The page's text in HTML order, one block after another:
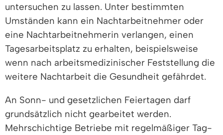
untersuchen zu lassen. Unter bestimmten
Umständen kann ein Nachtarbeitnehmer oder
eine Nachtarbeitnehmerin verlangen, einen
Tagesarbeitsplatz zu erhalten, beispielsweise
wenn nach arbeitsmedizinischer Feststellung die
weitere Nachtarbeit die Gesundheit gefährdet.
An Sonn- und gesetzlichen Feiertagen darf
grundsätzlich nicht gearbeitet werden.
Mehrschichtige Betriebe mit regelmäßiger Tag-